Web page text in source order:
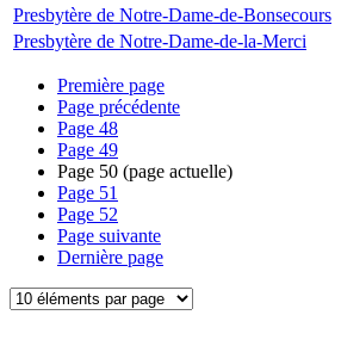
Presbytère de Notre-Dame-de-Bonsecours
Presbytère de Notre-Dame-de-la-Merci
Première page
Page précédente
Page 48
Page 49
Page 50 (page actuelle)
Page 51
Page 52
Page suivante
Dernière page